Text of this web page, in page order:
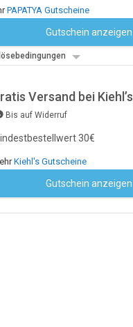
PAPATYA Gutscheine
Gutschein anzeigen
Versand bei Kiehl’s
Bis auf Widerruf
30€
Kiehl's Gutscheine
Gutschein anzeigen